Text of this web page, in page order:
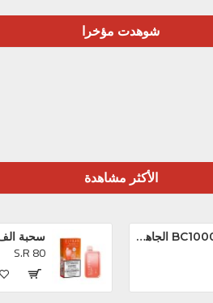
شوهدت مؤخرا
الأكثر مشاهدة
سحبة الف بار BC10000 الجاهزه بلوبيري كلودز *
S.R 80